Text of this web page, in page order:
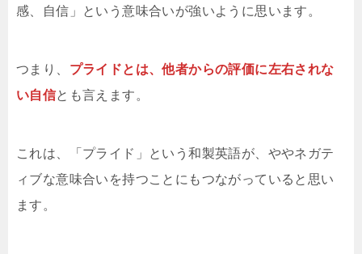
感、自信」という意味合いが強いように思います。
つまり、 プライドとは、他者からの評価に左右されな
い自信とも言えます。
これは、「プライド」という和製英語が、ややネガテ
ィブな意味合いを持つことにもつながっていると思い
ます。